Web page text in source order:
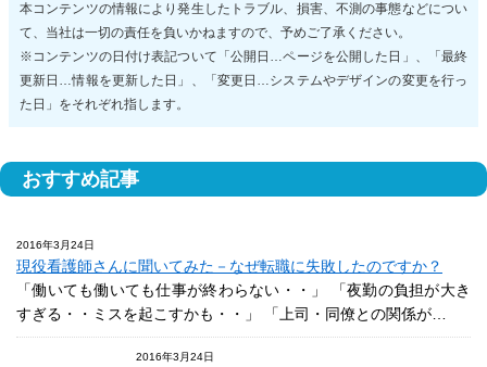
本コンテンツの情報により発生したトラブル、損害、不測の事態などについ
て、当社は一切の責任を負いかねますので、予めご了承ください。
※コンテンツの日付け表記ついて「公開日…ページを公開した日」、「最終
更新日…情報を更新した日」、「変更日…システムやデザインの変更を行っ
た日」をそれぞれ指します。
おすすめ記事
2016年3月24日
現役看護師さんに聞いてみた－なぜ転職に失敗したのですか？
「働いても働いても仕事が終わらない・・」 「夜勤の負担が大き
すぎる・・ミスを起こすかも・・」 「上司・同僚との関係が…
2016年3月24日